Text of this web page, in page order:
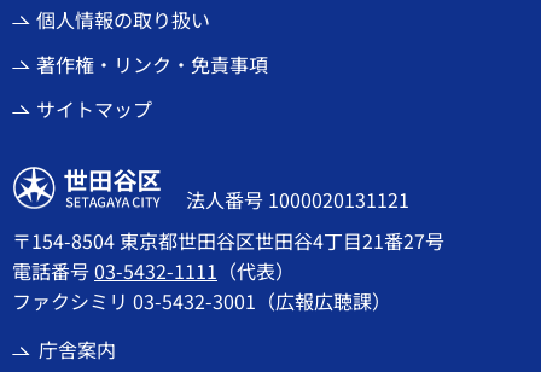
個人情報の取り扱い
著作権・リンク・免責事項
サイトマップ
世田谷区
法人番号 1000020131121
〒154-8504 東京都世田谷区世田谷4丁目21番27号
電話番号03-5432-1111 （代表）
ファクシミリ 03-5432-3001（広報広聴課）
庁舎案内